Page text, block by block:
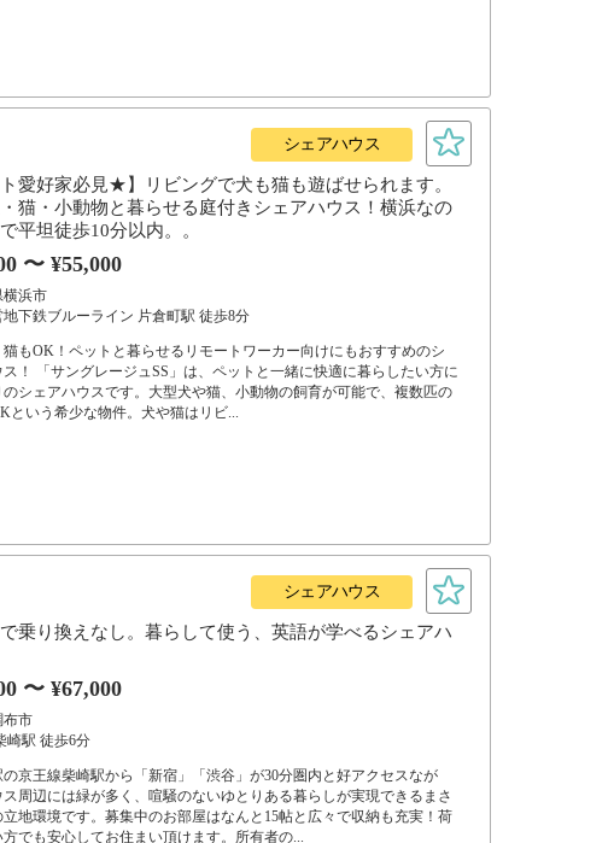
シェアハウス
ト愛好家必見★】リビングで犬も猫も遊ばせられます。
猫・小動物と暮らせる庭付きシェアハウス！横浜なの
平坦徒歩10分以内。。
〜 ¥55,000
横浜市
下鉄ブルーライン 片倉町駅 徒歩8分
猫もOK！ペットと暮らせるリモートワーカー向けにもおすすめのシ
ス！ 「サングレージュSS」は、ペットと一緒に快適に暮らしたい方に
のシェアハウスです。大型犬や猫、小動物の飼育が可能で、複数匹の
という希少な物件。犬や猫はリビ...
シェアハウス
乗り換えなし。暮らして使う、英語が学べるシェアハ
〜 ¥67,000
布市
崎駅 徒歩6分
京王線柴崎駅から「新宿」「渋谷」が30分圏内と好アクセスなが
ス周辺には緑が多く、喧騒のないゆとりある暮らしが実現できるまさ
立地環境です。募集中のお部屋はなんと15帖と広々で収納も充実！荷
でも安心してお住まい頂けます。所有者の...